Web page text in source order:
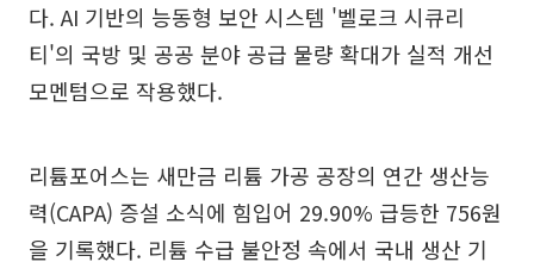
다. AI 기반의 능동형 보안 시스템 '벨로크 시큐리
티'의 국방 및 공공 분야 공급 물량 확대가 실적 개선
모멘텀으로 작용했다.
리튬포어스는 새만금 리튬 가공 공장의 연간 생산능
력(CAPA) 증설 소식에 힘입어 29.90% 급등한 756원
을 기록했다. 리튬 수급 불안정 속에서 국내 생산 기